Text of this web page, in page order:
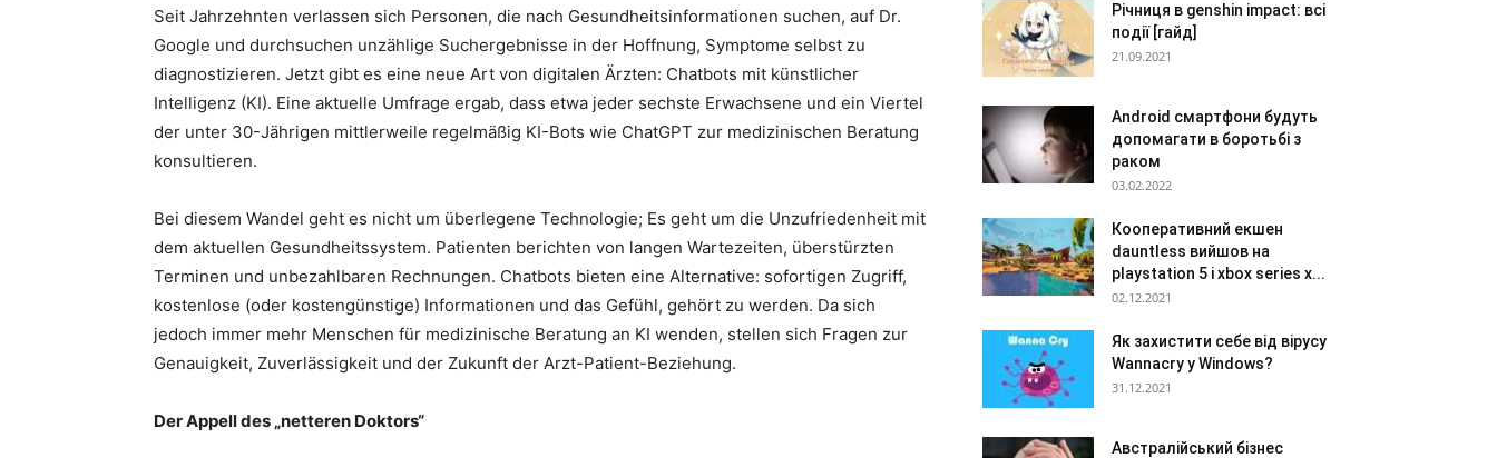
Seit Jahrzehnten verlassen sich Personen, die nach Gesundheitsinformationen suchen, auf Dr.
Google und durchsuchen unzählige Suchergebnisse in der Hoffnung, Symptome selbst zu
diagnostizieren. Jetzt gibt es eine neue Art von digitalen Ärzten: Chatbots mit künstlicher
Intelligenz (KI). Eine aktuelle Umfrage ergab, dass etwa jeder sechste Erwachsene und ein Viertel
der unter 30-Jährigen mittlerweile regelmäßig KI-Bots wie ChatGPT zur medizinischen Beratung
konsultieren.
Bei diesem Wandel geht es nicht um überlegene Technologie; Es geht um die Unzufriedenheit mit
dem aktuellen Gesundheitssystem. Patienten berichten von langen Wartezeiten, überstürzten
Terminen und unbezahlbaren Rechnungen. Chatbots bieten eine Alternative: sofortigen Zugriff,
kostenlose (oder kostengünstige) Informationen und das Gefühl, gehört zu werden. Da sich
jedoch immer mehr Menschen für medizinische Beratung an KI wenden, stellen sich Fragen zur
Genauigkeit, Zuverlässigkeit und der Zukunft der Arzt-Patient-Beziehung.
Der Appell des „netteren Doktors“
Річниця в genshin impact: всі
події [гайд]
21.09.2021
Android смартфони будуть
допомагати в боротьбі з
раком
03.02.2022
Кооперативний екшен
dauntless вийшов на
playstation 5 і xbox series x...
02.12.2021
Як захистити себе від вірусу
Wannacry у Windows?
31.12.2021
Австралійський бізнес